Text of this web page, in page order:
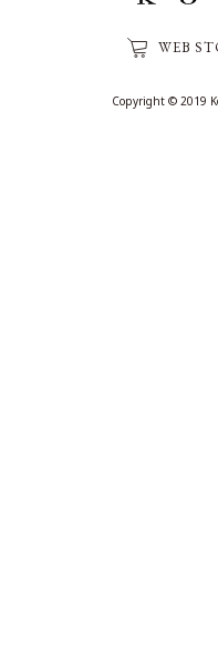
WEB
Copyright © 2019